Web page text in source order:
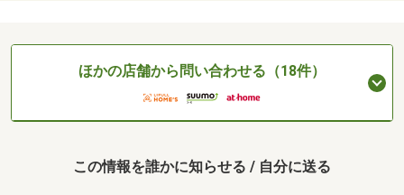
ほかの店舗から問い合わせる（18件）
この情報を誰かに知らせる / 自分に送る